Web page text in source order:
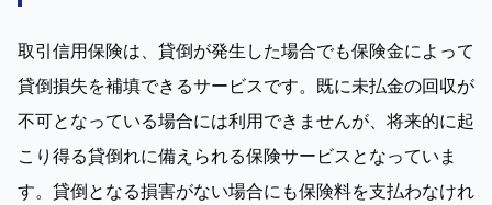
取引信用保険は、貸倒が発生した場合でも保険金によって
貸倒損失を補填できるサービスです。既に未払金の回収が
不可となっている場合には利用できませんが、将来的に起
こり得る貸倒れに備えられる保険サービスとなっていま
す。貸倒となる損害がない場合にも保険料を支払わなけれ